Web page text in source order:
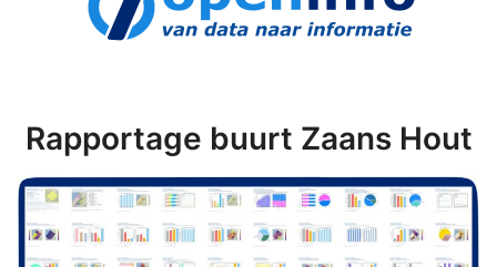
Downloads
Rapportage buurt Zaans Hout